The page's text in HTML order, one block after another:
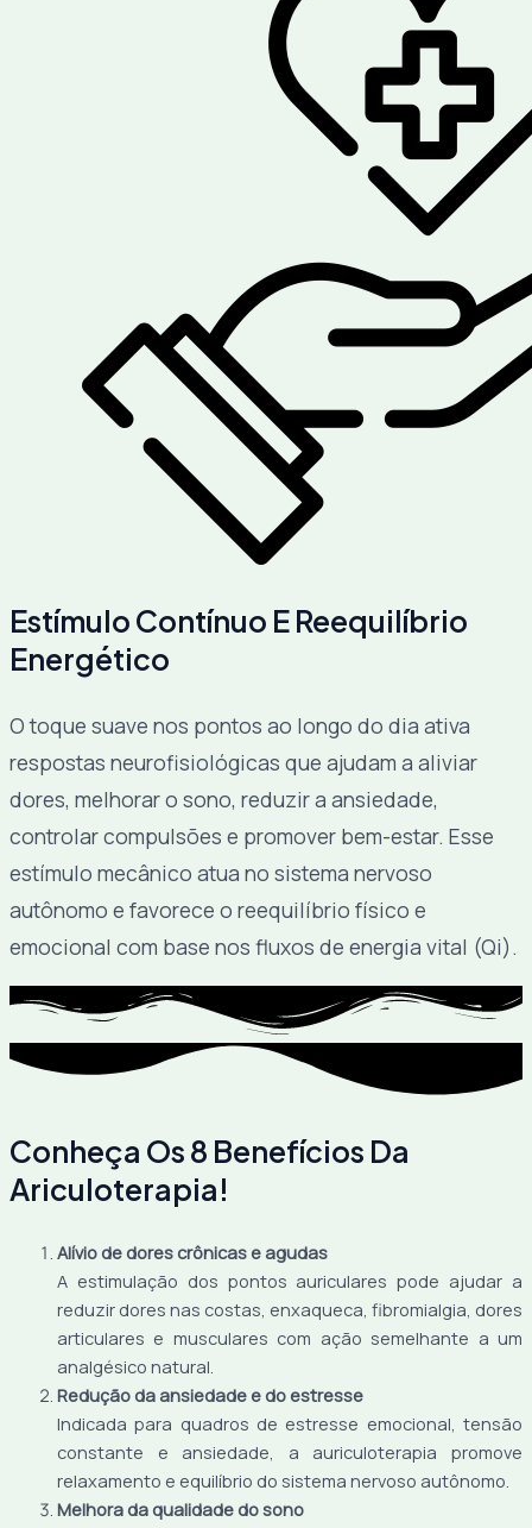
Estímulo Contínuo E Reequilíbrio
Energético
O toque suave nos pontos ao longo do dia ativa
respostas neurofisiológicas que ajudam a aliviar
dores, melhorar o sono, reduzir a ansiedade,
controlar compulsões e promover bem-estar. Esse
estímulo mecânico atua no sistema nervoso
autônomo e favorece o reequilíbrio físico e
emocional com base nos fluxos de energia vital (Qi).
Conheça Os 8 Benefícios Da
Ariculoterapia!
Alívio de dores crônicas e agudas
A estimulação dos pontos auriculares pode ajudar a
reduzir dores nas costas, enxaqueca, fibromialgia, dores
articulares e musculares com ação semelhante a um
analgésico natural.
Redução da ansiedade e do estresse
Indicada para quadros de estresse emocional, tensão
constante e ansiedade, a auriculoterapia promove
relaxamento e equilíbrio do sistema nervoso autônomo.
Melhora da qualidade do sono